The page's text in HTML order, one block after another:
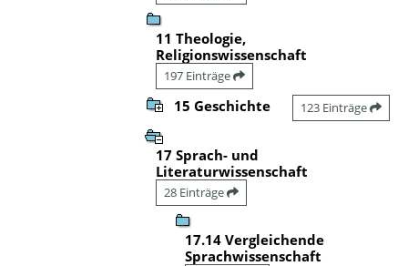
11 Theologie,
Religionswissenschaft
197 Einträge
15 Geschichte 123 Einträge
17 Sprach- und
Literaturwissenschaft
28 Einträge
17.14 Vergleichende
Sprachwissenschaft